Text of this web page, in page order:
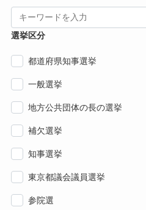
選挙区分
都道府県知事選挙
一般選挙
地方公共団体の長の選挙
補欠選挙
知事選挙
東京都議会議員選挙
参院選